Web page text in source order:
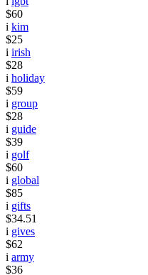
$60
i kim
$25
i irish
$28
i holiday
$59
i group
$28
i guide
$39
i golf
$60
i global
$85
i gifts
$34.51
i gives
$62
i army
$36